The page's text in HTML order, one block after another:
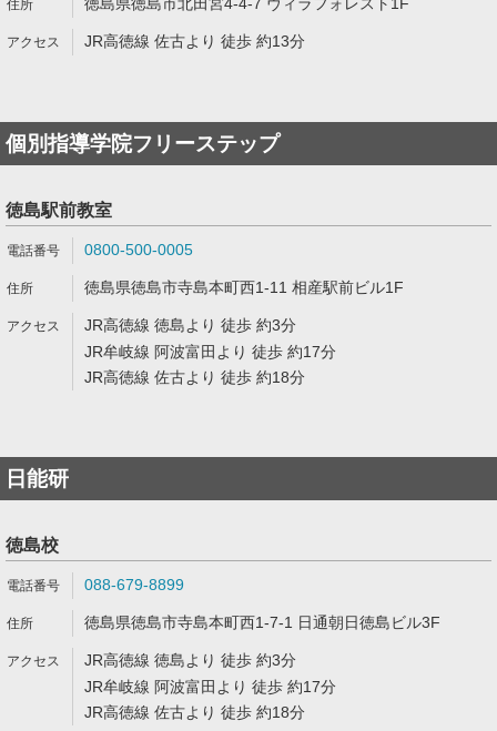
JR高徳線 佐古より 徒歩 約13分
個別指導学院フリーステップ
徳島駅前教室
0800-500-0005
徳島県徳島市寺島本町西1-11 相産駅前ビル1F
JR高徳線 徳島より 徒歩 約3分
JR牟岐線 阿波富田より 徒歩 約17分
JR高徳線 佐古より 徒歩 約18分
日能研
徳島校
088-679-8899
徳島県徳島市寺島本町西1-7-1 日通朝日徳島ビル3F
JR高徳線 徳島より 徒歩 約3分
JR牟岐線 阿波富田より 徒歩 約17分
JR高徳線 佐古より 徒歩 約18分